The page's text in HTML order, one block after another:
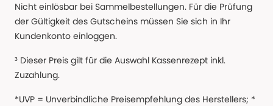
Nicht einlösbar bei Sammelbestellungen. Für die Prüfung
der Gültigkeit des Gutscheins müssen Sie sich in Ihr
Kundenkonto einloggen.
³ Dieser Preis gilt für die Auswahl Kassenrezept inkl.
Zuzahlung.
*UVP = Unverbindliche Preisempfehlung des Herstellers; *